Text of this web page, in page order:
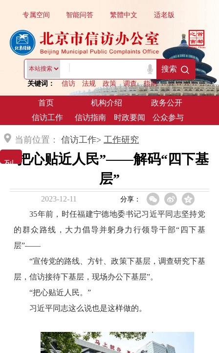
关键词： 信访 法规 政策 调查 指南
搜索
繁體中文
专属空间 适老版
智能问答
首页 机构介绍
政务公开
信访工作
信访指南 时政要闻 公众参与
当前位置： 信访工作> 工作研究
“把心贴近人民”——解码“四下基
层”
2023-12-11 分享：
35年前，时任福建宁德地委书记习近平同志坚持党
的群众路线，大力倡导并躬身力行领导干部“四下基
层”——
“宣传党的路线、方针、政策下基层，调查研究下基
层，信访接待下基层，现场办公下基层”。
“把心贴近人民。”
习近平同志这么说也是这样做的。